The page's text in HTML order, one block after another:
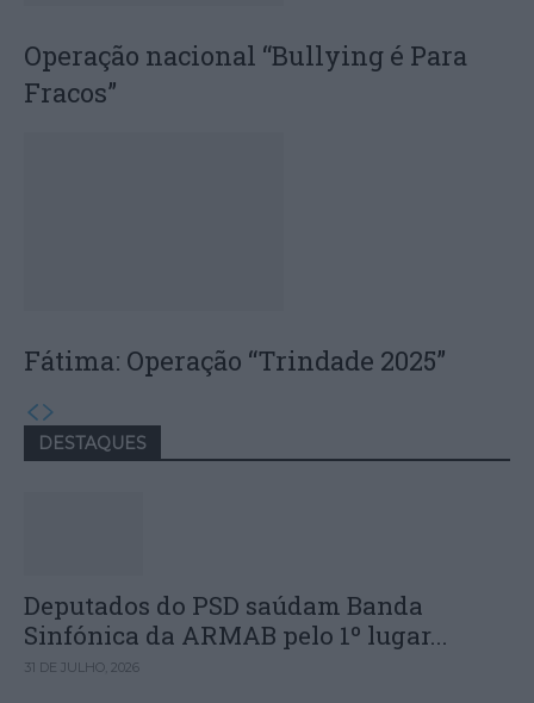
Operação nacional “Bullying é Para
Fracos”
Fátima: Operação “Trindade 2025”
DESTAQUES
Deputados do PSD saúdam Banda
Sinfónica da ARMAB pelo 1º lugar...
31 DE JULHO, 2026